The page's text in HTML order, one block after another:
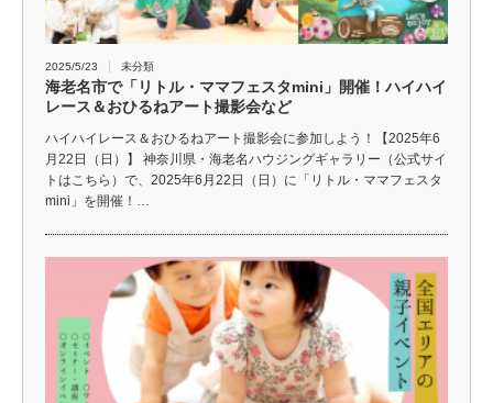
2025/5/23 未分類
海老名市で「リトル・ママフェスタmini」開催！ハイハイ
レース＆おひるねアート撮影会など
ハイハイレース＆おひるねアート撮影会に参加しよう！【2025年6
月22日（日）】 神奈川県・海老名ハウジングギャラリー（公式サイ
トはこちら）で、2025年6月22日（日）に「リトル・ママフェスタ
mini」を開催！…